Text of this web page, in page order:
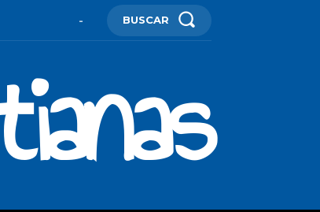
- BUSCAR